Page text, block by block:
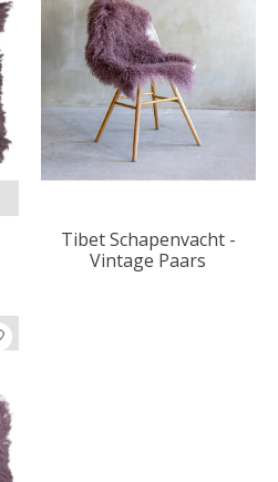
Tibet Schapenvacht -
Vintage Paars